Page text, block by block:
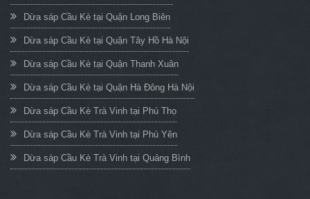
Dừa sáp Cầu Kè tại Quận Long Biên
Dừa sáp Cầu Kè tại Quận Tây Hồ Hà Nội
Dừa sáp Cầu Kè tại Quận Thanh Xuân
Dừa sáp Cầu Kè tại Quận Hà Đông Hà Nội
Dừa sáp Cầu Kè Trà Vinh tại Phú Thọ
Dừa sáp Cầu Kè Trà Vinh tại Phú Yên
Dừa sáp Cầu Kè Trà Vinh tại Quảng Bình